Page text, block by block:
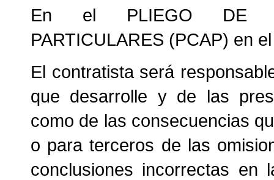
En el PLIEGO DE
PARTICULARES (PCAP) en
El contratista será
que desarrolle y de las
como de las consecuencias
o para terceros de las
conclusiones incorrectas en